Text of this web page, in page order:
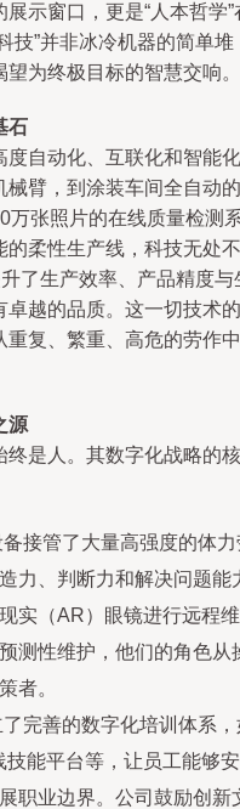
示窗口，更是“人本哲学”
技”并非冰冷机器的简单堆
为终极目标的智慧交响。
石
自动化、互联化和智能化
臂，到涂装车间全自动的
万张照片的在线质量检测
柔性生产线，科技无处不
了生产效率、产品精度与
越的品质。这一切技术的
复、繁重、高危的劳作中
源
是人。其数字化战略的核
备接管了大量高强度的体力
力、判断力和解决问题能
实（AR）眼镜进行远程维
测性维护，他们的角色从
者。
完善的数字化培训体系，
能平台等，让员工能够安
职业边界。公司鼓励创新